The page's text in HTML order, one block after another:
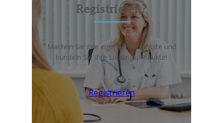
Registrieren?
Machen Sie ihre eigene Wunschliste und
bündeln Sie Ihre Lieblingsprodukte!
Registrieren